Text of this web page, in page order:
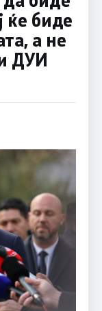
ќе биде
а не
ДУИ